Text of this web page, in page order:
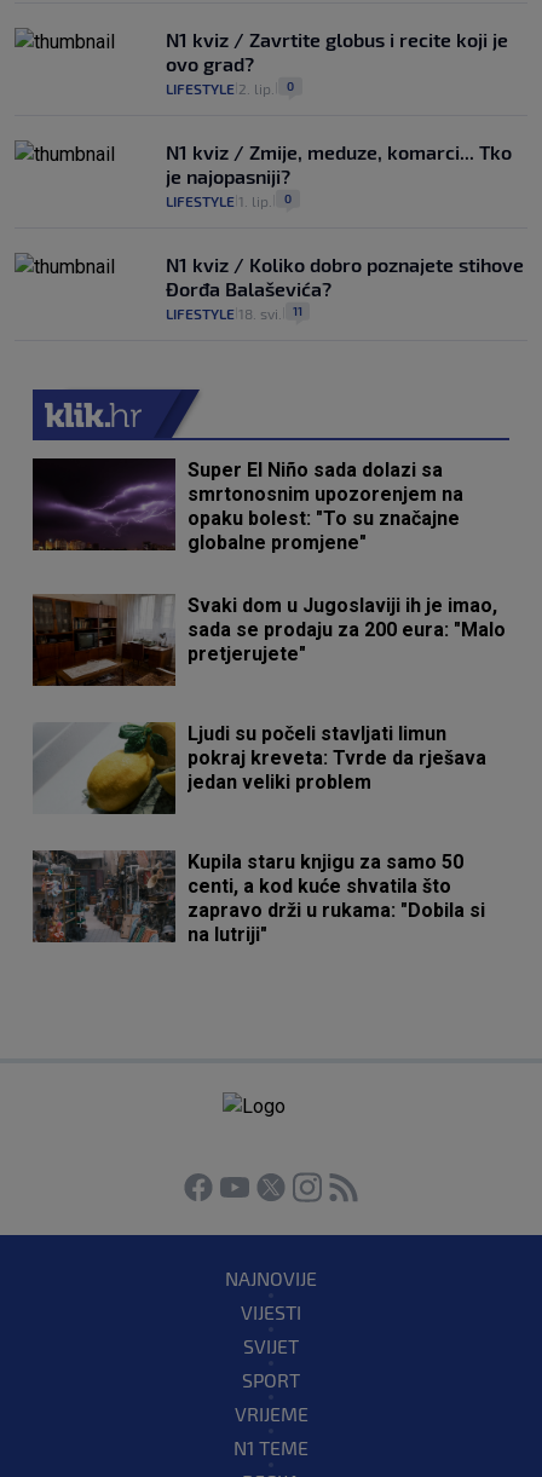
N1 kviz / Zavrtite globus i recite koji je
ovo grad?
LIFESTYLE 2. lip. 0
N1 kviz / Zmije, meduze, komarci... Tko
je najopasniji?
LIFESTYLE 1. lip. 0
N1 kviz / Koliko dobro poznajete stihove
Đorđa Balaševića?
LIFESTYLE 18. svi. 11
Super El Niño sada dolazi sa
smrtonosnim upozorenjem na
opaku bolest: "To su značajne
globalne promjene"
Svaki dom u Jugoslaviji ih je imao,
sada se prodaju za 200 eura: "Malo
pretjerujete"
Ljudi su počeli stavljati limun
pokraj kreveta: Tvrde da rješava
jedan veliki problem
Kupila staru knjigu za samo 50
centi, a kod kuće shvatila što
zapravo drži u rukama: "Dobila si
na lutriji"
NAJNOVIJE
VIJESTI
SVIJET
SPORT
VRIJEME
N1 TEME